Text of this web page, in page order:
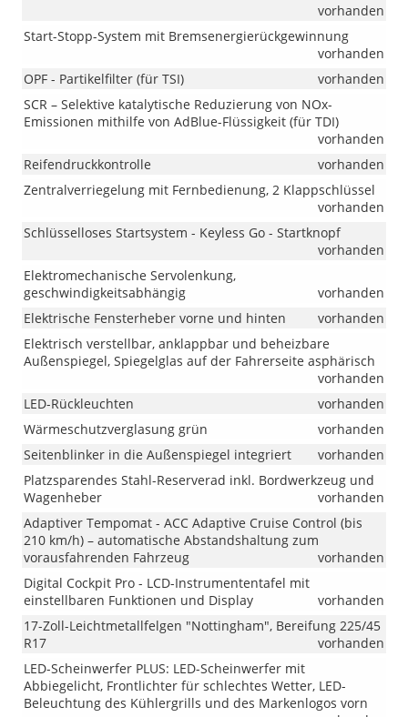
vorhanden
Start-Stopp-System mit Bremsenergierückgewinnung
vorhanden
OPF - Partikelfilter (für TSI)
vorhanden
SCR – Selektive katalytische Reduzierung von NOx-
Emissionen mithilfe von AdBlue-Flüssigkeit (für TDI)
vorhanden
Reifendruckkontrolle
vorhanden
Zentralverriegelung mit Fernbedienung, 2 Klappschlüssel
vorhanden
Schlüsselloses Startsystem - Keyless Go - Startknopf
vorhanden
Elektromechanische Servolenkung,
geschwindigkeitsabhängig
vorhanden
Elektrische Fensterheber vorne und hinten
vorhanden
Elektrisch verstellbar, anklappbar und beheizbare
Außenspiegel, Spiegelglas auf der Fahrerseite asphärisch
vorhanden
LED-Rückleuchten
vorhanden
Wärmeschutzverglasung grün
vorhanden
Seitenblinker in die Außenspiegel integriert
vorhanden
Platzsparendes Stahl-Reserverad inkl. Bordwerkzeug und
Wagenheber
vorhanden
Adaptiver Tempomat - ACC Adaptive Cruise Control (bis
210 km/h) – automatische Abstandshaltung zum
vorausfahrenden Fahrzeug
vorhanden
Digital Cockpit Pro - LCD-Instrumententafel mit
einstellbaren Funktionen und Display
vorhanden
17-Zoll-Leichtmetallfelgen "Nottingham", Bereifung 225/45
R17
vorhanden
LED-Scheinwerfer PLUS: LED-Scheinwerfer mit
Abbiegelicht, Frontlichter für schlechtes Wetter, LED-
Beleuchtung des Kühlergrills und des Markenlogos vorn